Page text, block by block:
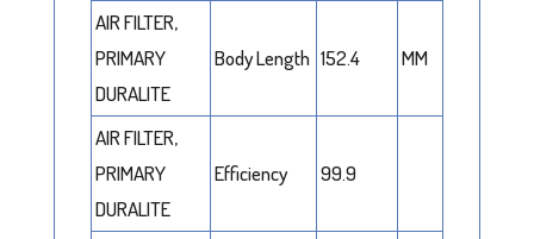
AIR FILTER,
PRIMARY
DURALITE
Body Length 152.4 MM
AIR FILTER,
PRIMARY
DURALITE
Efficiency 99.9